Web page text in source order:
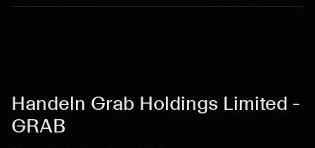
Handeln Grab Holdings Limited -
GRAB